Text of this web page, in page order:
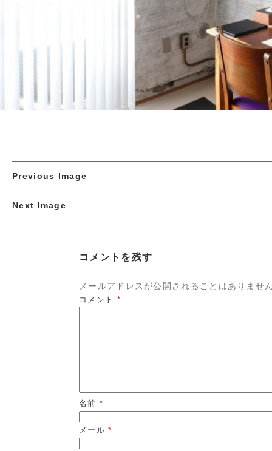
Previous Image
Next Image
コメントを残す
メールアドレスが公開されることはありませ
コメント *
名前 *
メール*